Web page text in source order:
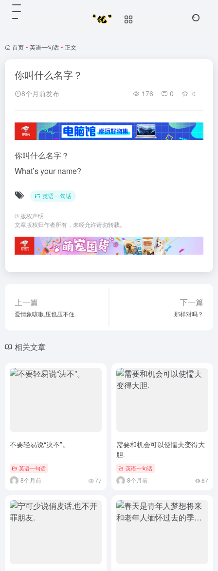
首页 • 英语一句话 • 正文
你叫什么名字？
8个月前发布 176 0 0
你叫什么名字？
What’s your name?
英语一句话
© 版权声明
文章版权归作者所有，未经允许请勿转载。
上一篇
爱情象咳嗽,压也压不住.
下一篇
那样对吗？
相关文章
不要轻易说“决不”。
英语一句话
8个月前 77
需要和机会可以使懦夫变得大
胆.
英语一句话
8个月前 87